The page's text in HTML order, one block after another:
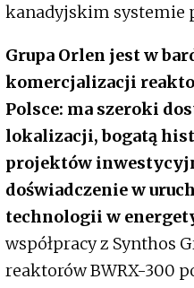
kanadyjskim systemie
Grupa Orlen jest w
komercjalizacji
Polsce: ma szeroki
lokalizacji, bogatą
projektów
doświadczenie w
technologii w
współpracy z Synthos
reaktorów BWRX-300